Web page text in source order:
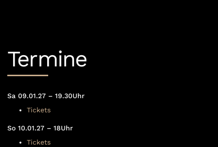
Termine
Sa 09.01.27 – 19.30Uhr
Tickets
So 10.01.27 – 18Uhr
Tickets